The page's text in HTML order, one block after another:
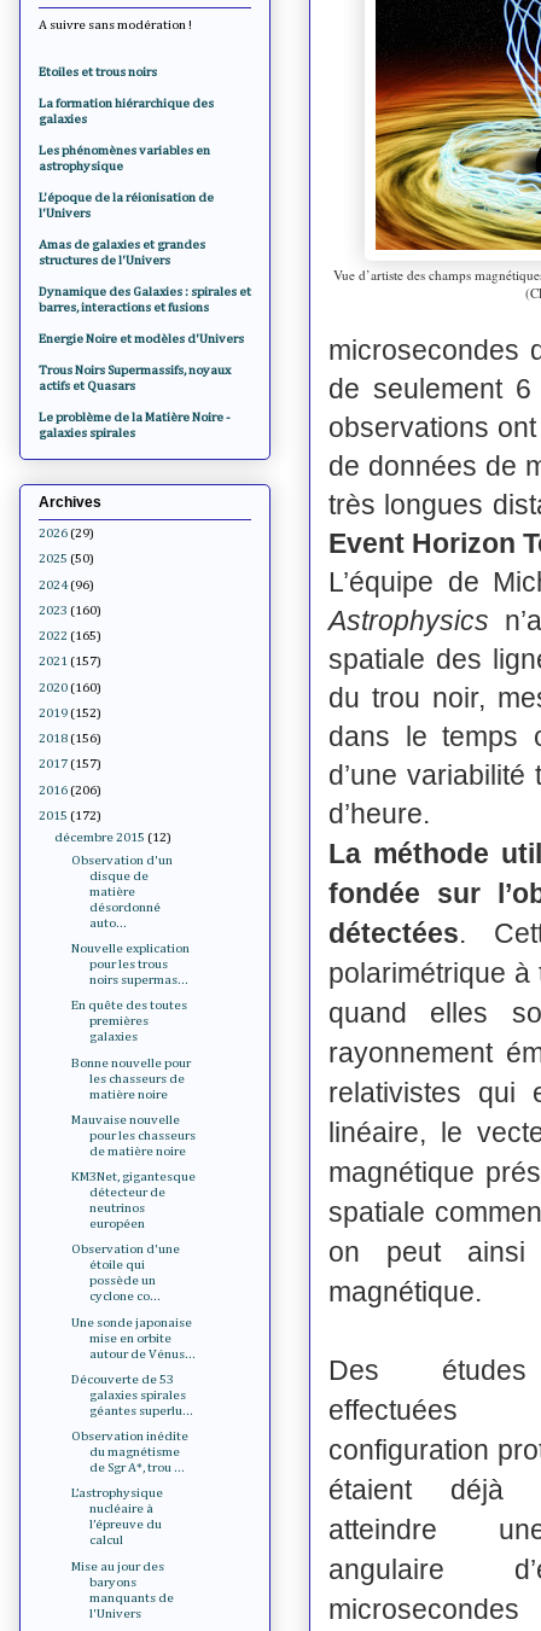
Vue d’artiste des champs
microsecondes
de seulement
observations
de données de
très longues
Event Horizon
L’équipe de
Astrophysics
spatiale des
du trou noir,
dans le temps
d’une
d’heure.
La méthode
fondée sur
détectées.
polarimétrique
quand elles
rayonnement
relativistes qui
linéaire, le
magnétique
spatiale
on peut ainsi
magnétique.
Des études
configuration
étaient déjà
atteindre
angulaire
A suivre sans modération !
Etoiles et trous noirs
La formation hiérarchique des
galaxies
Les phénomènes variables en
astrophysique
L'époque de la réionisation de
l'Univers
Amas de galaxies et grandes
structures de l'Univers
Dynamique des Galaxies : spirales et
barres, interactions et fusions
Energie Noire et modèles d'Univers
Trous Noirs Supermassifs, noyaux
actifs et Quasars
Le problème de la Matière Noire -
galaxies spirales
Archives
2026 (29)
2025 (50)
2024 (96)
2023 (160)
2022 (165)
2021 (157)
2020 (160)
2019 (152)
2018 (156)
2017 (157)
2016 (206)
2015 (172)
décembre 2015 (12)
Observation d'un
disque de
matière
désordonné
auto...
Nouvelle explication
pour les trous
noirs supermas...
En quête des toutes
premières
galaxies
Bonne nouvelle pour
les chasseurs de
matière noire
Mauvaise nouvelle
pour les chasseurs
de matière noire
KM3Net, gigantesque
détecteur de
neutrinos
européen
Observation d'une
étoile qui
possède un
cyclone co...
Une sonde japonaise
mise en orbite
autour de Vénus...
Découverte de 53
galaxies spirales
géantes superlu...
Observation inédite
du magnétisme
de Sgr A*, trou ...
L’astrophysique
nucléaire à
l’épreuve du
calcul
Mise au jour des
baryons
manquants de
l'Univers